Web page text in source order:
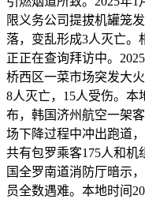
限义务公司提拔机罐笼
落，变乱形成3人灭亡。
正正在查询拜访中。
桥西区一菜市场突发大
8人灭亡，15人受伤。本
布，韩国济州航空一架
场下降过程中冲出跑道
共有包罗乘客175人和机
国全罗南道消防厅暗示
员全数遇难。本地时间